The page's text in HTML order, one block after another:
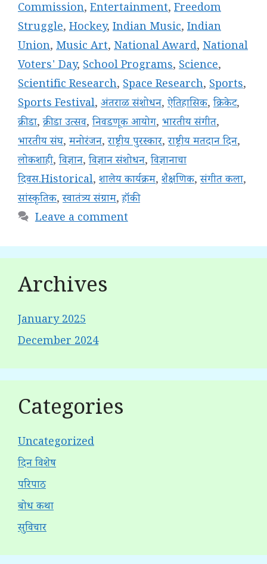
Commission, Entertainment, Freedom
Struggle, Hockey, Indian Music, Indian
Union, Music Art, National Award, National
Voters' Day, School Programs, Science,
Scientific Research, Space Research, Sports,
Sports Festival, अंतराळ संशोधन,ऐतिहासिक,क्रिकेट,
क्रीडा,क्रीडा उत्सव,निवडणूक आयोग, भारतीय संगीत,
भारतीय संघ,मनोरंजन,राष्ट्रीय पुरस्कार,राष्ट्रीय मतदान दिन,
लोकशाही,विज्ञान,विज्ञान संशोधन,विज्ञानाचा
दिवस.Historical, शालेय कार्यक्रम, शैक्षणिक,संगीत कला,
सांस्कृतिक,स्वातंत्र्य संग्राम,हॉकी
Leave a comment
Archives
January 2025
December 2024
Categories
Uncategorized
दिन विशेष
परिपाठ
बोध कथा
सुविचार